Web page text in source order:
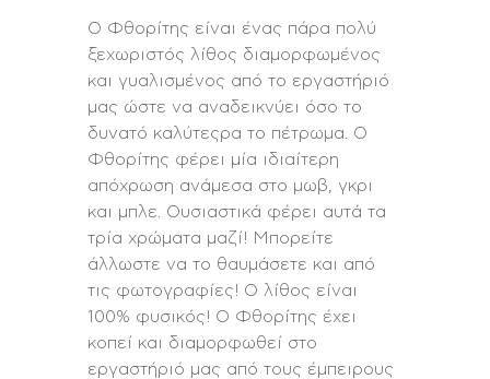
Ο Φθορίτης είναι ένας πάρα πολύ
ξεχωριστός λίθος διαμορφωμένος
και γυαλισμένος από το εργαστήριό
μας ώστε να αναδεικνύει όσο το
δυνατό καλύτεςρα το πέτρωμα. Ο
Φθορίτης φέρει μία ιδιαίτερη
απόχρωση ανάμεσα στο μωβ, γκρι
και μπλε. Ουσιαστικά φέρει αυτά τα
τρία χρώματα μαζί! Μπορείτε
άλλωστε να το θαυμάσετε και από
τις φωτογραφίες! Ο λίθος είναι
100% φυσικός! Ο Φθορίτης έχει
κοπεί και διαμορφωθεί στο
εργαστήριό μας από τους έμπειρους